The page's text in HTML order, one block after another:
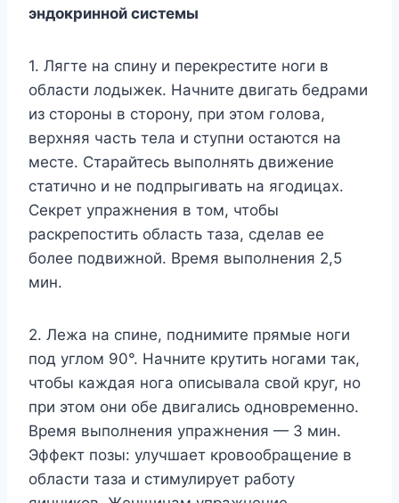
эндокринной системы
1. Лягте на спину и перекрестите ноги в
области лодыжек. Начните двигать бедрами
из стороны в сторону, при этом голова,
верхняя часть тела и ступни остаются на
месте. Старайтесь выполнять движение
статично и не подпрыгивать на ягодицах.
Секрет упражнения в том, чтобы
раскрепостить область таза, сделав ее
более подвижной. Время выполнения 2,5
мин.
2. Лежа на спине, поднимите прямые ноги
под углом 90°. Начните крутить ногами так,
чтобы каждая нога описывала свой круг, но
при этом они обе двигались одновременно.
Время выполнения упражнения — 3 мин.
Эффект позы: улучшает кровообращение в
области таза и стимулирует работу